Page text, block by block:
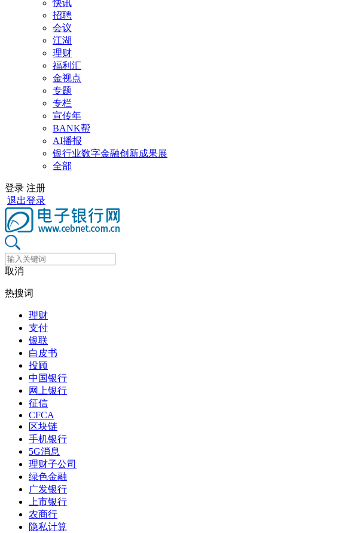
快讯
招聘
会议
江湖
理财
福利汇
金视点
专题
专栏
宣传年
BANK帮
AI播报
银行业数字金融创新成果展
全部
登录 注册
退出登录
取消
热搜词
理财
支付
银联
白皮书
投顾
中国银行
网上银行
征信
CFCA
区块链
手机银行
5G消息
理财子公司
绿色金融
广发银行
上市银行
农商行
隐私计算